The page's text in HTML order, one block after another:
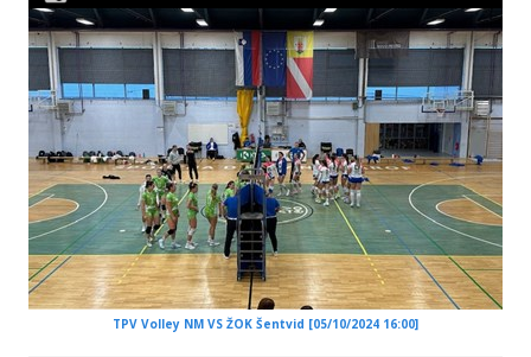
TPV Volley NM VS ŽOK Šentvid [05/10/2024 16:00]